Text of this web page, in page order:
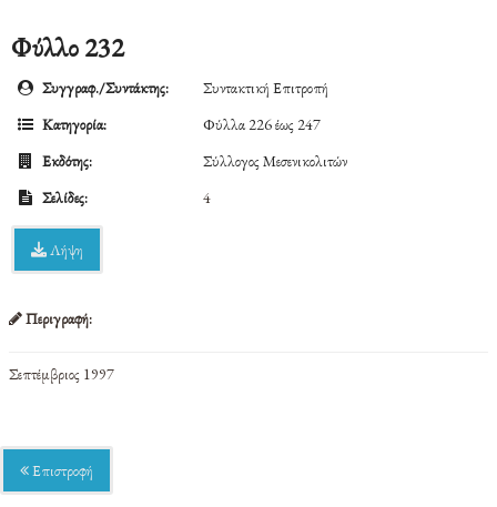
Φύλλο 232
Συγγραφ./Συντάκτης:
Συντακτική Επιτροπή
Κατηγορία:
Φύλλα 226 έως 247
Εκδότης:
Σύλλογος Μεσενικολιτών
Σελίδες:
4
Λήψη
Περιγραφή:
Σεπτέμβριος 1997
Επιστροφή